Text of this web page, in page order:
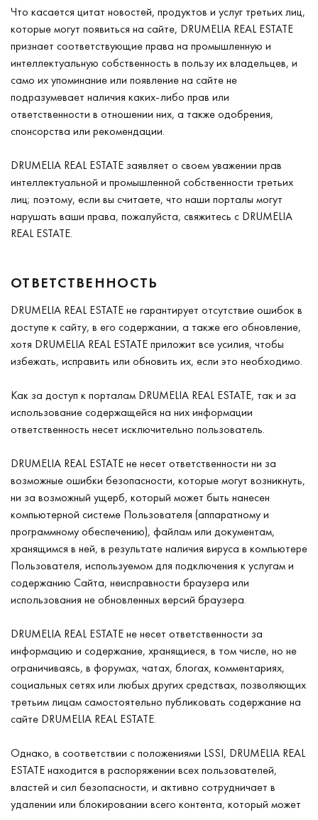
Что касается цитат новостей, продуктов и услуг третьих лиц,
которые могут появиться на сайте, DRUMELIA REAL ESTATE
признает соответствующие права на промышленную и
интеллектуальную собственность в пользу их владельцев, и
само их упоминание или появление на сайте не
подразумевает наличия каких-либо прав или
ответственности в отношении них, а также одобрения,
спонсорства или рекомендации.
DRUMELIA REAL ESTATE заявляет о своем уважении прав
интеллектуальной и промышленной собственности третьих
лиц; поэтому, если вы считаете, что наши порталы могут
нарушать ваши права, пожалуйста, свяжитесь с DRUMELIA
REAL ESTATE.
ОТВЕТСТВЕННОСТЬ
DRUMELIA REAL ESTATE не гарантирует отсутствие ошибок в
доступе к сайту, в его содержании, а также его обновление,
хотя DRUMELIA REAL ESTATE приложит все усилия, чтобы
избежать, исправить или обновить их, если это необходимо.
Как за доступ к порталам DRUMELIA REAL ESTATE, так и за
использование содержащейся на них информации
ответственность несет исключительно пользователь.
DRUMELIA REAL ESTATE не несет ответственности ни за
возможные ошибки безопасности, которые могут возникнуть,
ни за возможный ущерб, который может быть нанесен
компьютерной системе Пользователя (аппаратному и
программному обеспечению), файлам или документам,
хранящимся в ней, в результате наличия вируса в компьютере
Пользователя, используемом для подключения к услугам и
содержанию Сайта, неисправности браузера или
использования не обновленных версий браузера.
DRUMELIA REAL ESTATE не несет ответственности за
информацию и содержание, хранящиеся, в том числе, но не
ограничиваясь, в форумах, чатах, блогах, комментариях,
социальных сетях или любых других средствах, позволяющих
третьим лицам самостоятельно публиковать содержание на
сайте DRUMELIA REAL ESTATE.
Однако, в соответствии с положениями LSSI, DRUMELIA REAL
ESTATE находится в распоряжении всех пользователей,
властей и сил безопасности, и активно сотрудничает в
удалении или блокировании всего контента, который может